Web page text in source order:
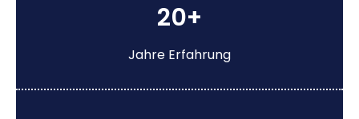
20+
Jahre Erfahrung